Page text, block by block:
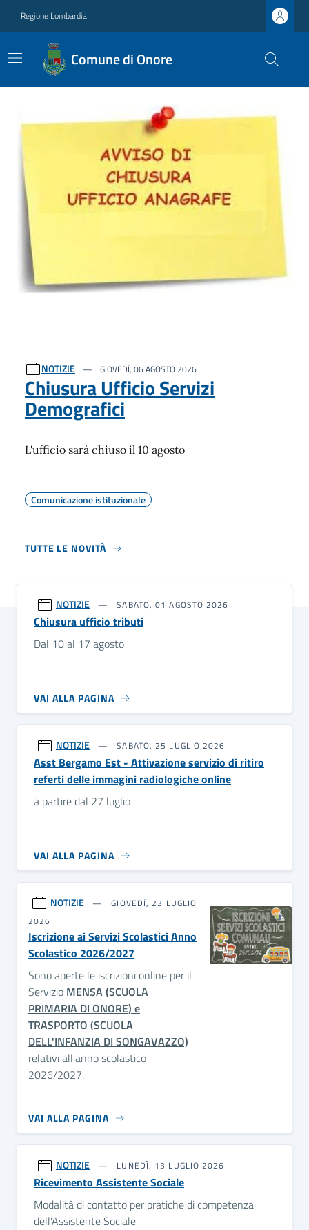
Regione Lombardia
Comune di Onore
NOTIZIE GIOVEDÌ, 06 AGOSTO 2026
Chiusura Ufficio Servizi
Demografici
L'ufficio sarà chiuso il 10 agosto
Comunicazione istituzionale
TUTTE LE NOVITÀ
NOTIZIE SABATO, 01 AGOSTO 2026
Chiusura ufficio tributi
Dal 10 al 17 agosto
VAI ALLA PAGINA
NOTIZIE SABATO, 25 LUGLIO 2026
Asst Bergamo Est - Attivazione servizio di ritiro
referti delle immagini radiologiche online
a partire dal 27 luglio
VAI ALLA PAGINA
NOTIZIE
GIOVEDÌ, 23 LUGLIO
2026
Iscrizione ai Servizi Scolastici Anno
Scolastico 2026/2027
Sono aperte le iscrizioni online per il
Servizio MENSA (SCUOLA
PRIMARIA DI ONORE) e
TRASPORTO (SCUOLA
DELL'INFANZIA DI SONGAVAZZO)
relativi all'anno scolastico
2026/2027.
VAI ALLA PAGINA
NOTIZIE LUNEDÌ, 13 LUGLIO 2026
Ricevimento Assistente Sociale
Modalità di contatto per pratiche di competenza
dell'Assistente Sociale